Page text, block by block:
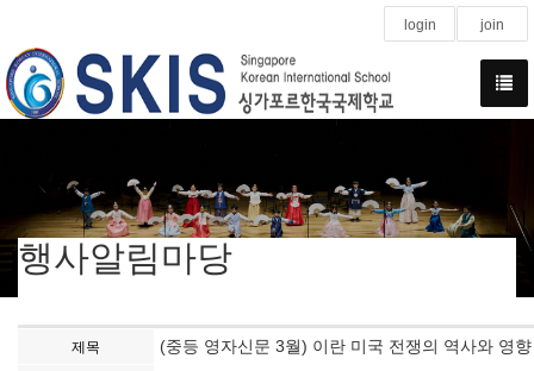
login join
행사알림마당
제목 (중등 영자신문 3월) 이란 미국 전쟁의 역사와 영향